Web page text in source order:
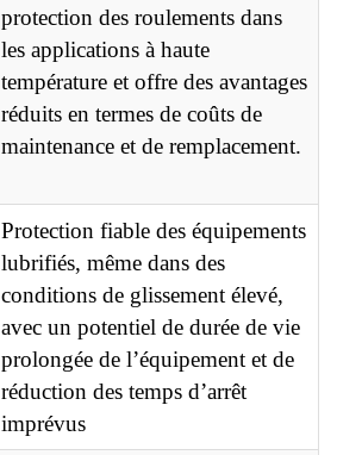
protection des roulements dans
les applications à haute
température et offre des avantages
réduits en termes de coûts de
maintenance et de remplacement.
Protection fiable des équipements
lubrifiés, même dans des
conditions de glissement élevé,
avec un potentiel de durée de vie
prolongée de l’équipement et de
réduction des temps d’arrêt
imprévus